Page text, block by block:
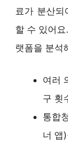
료가 분산
할 수 있어
랫폼을 분석
여러
구 횟
통합
너 앱